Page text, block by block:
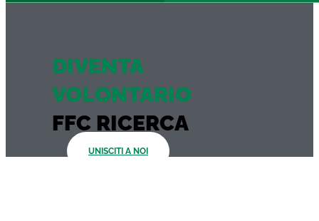
DIVENTA
VOLONTARIO
FFC RICERCA
UNISCITI A NOI